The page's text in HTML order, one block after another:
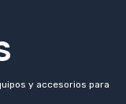
y accesorios para